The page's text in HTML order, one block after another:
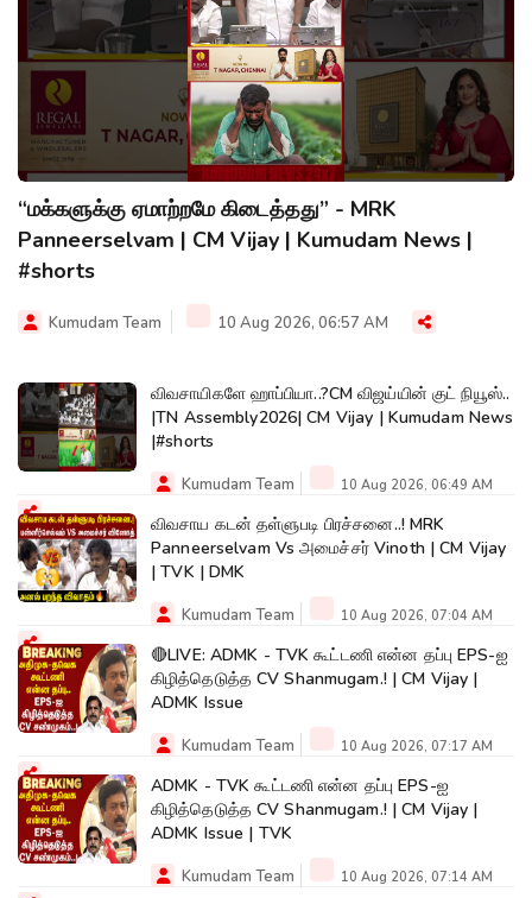
“மக்களுக்கு ஏமாற்றமே கிடைத்தது” - MRK
Panneerselvam | CM Vijay | Kumudam News |
#shorts
Kumudam Team 10 Aug 2026, 06:57 AM
விவசாயிகளே ஹாப்பியா..?CM விஜய்யின் குட் நியூஸ்..
|TN Assembly2026| CM Vijay | Kumudam News
|#shorts
Kumudam Team 10 Aug 2026, 06:49 AM
விவசாய கடன் தள்ளுபடி பிரச்சனை..! MRK
Panneerselvam Vs அமைச்சர் Vinoth | CM Vijay
| TVK | DMK
Kumudam Team 10 Aug 2026, 07:04 AM
🔴LIVE: ADMK - TVK கூட்டணி என்ன தப்பு EPS-ஐ
கிழித்தெடுத்த CV Shanmugam.! | CM Vijay |
ADMK Issue
Kumudam Team 10 Aug 2026, 07:17 AM
ADMK - TVK கூட்டணி என்ன தப்பு EPS-ஐ
கிழித்தெடுத்த CV Shanmugam.! | CM Vijay |
ADMK Issue | TVK
Kumudam Team 10 Aug 2026, 07:14 AM